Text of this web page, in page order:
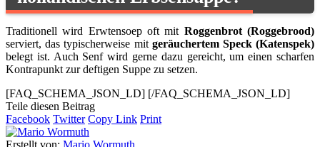
Traditionell wird Erwtensoep oft mit Roggenbrot (Roggebrood)
serviert, das typischerweise mit geräuchertem Speck (Katenspek)
belegt ist. Auch Senf wird gerne dazu gereicht, um einen scharfen
Kontrapunkt zur deftigen Suppe zu setzen.
[FAQ_SCHEMA_JSON_LD] [/FAQ_SCHEMA_JSON_LD]
Teile diesen Beitrag
Facebook Twitter Copy Link Print
Erstellt von: Mario Wormuth